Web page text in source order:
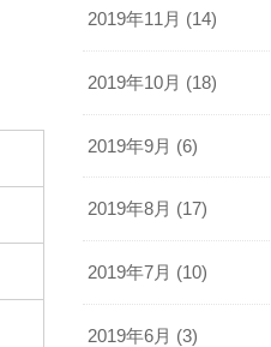
2019年11月 (14)
2019年10月 (18)
2019年9月 (6)
2019年8月 (17)
2019年7月 (10)
2019年6月 (3)